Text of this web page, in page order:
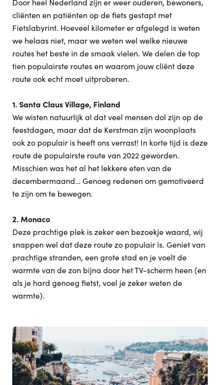
Door heel Nederland zijn er weer ouderen, bewoners,
cliënten en patiënten op de fiets gestapt met
Fietslabyrint. Hoeveel kilometer er afgelegd is weten
we helaas niet, maar we weten wel welke nieuwe
routes het beste in de smaak vielen. We delen de top
tien populairste routes en waarom jouw cliënt deze
route ook echt moet uitproberen.
1. Santa Claus Village, Finland
We wisten natuurlijk al dat veel mensen dol zijn op de
feestdagen, maar dat de Kerstman zijn woonplaats
ook zo populair is heeft ons verrast! In korte tijd is deze
route de populairste route van 2022 geworden.
Misschien was het al het lekkere eten van de
decembermaand… Genoeg redenen om gemotiveerd
te zijn om te bewegen.
2. Monaco
Deze prachtige plek is zeker een bezoekje waard, wij
snappen wel dat deze route zo populair is. Geniet van
prachtige stranden, een grote stad en je voelt de
warmte van de zon bijna door het TV-scherm heen (en
als je hard genoeg fietst, voel je zeker weten de
warmte).